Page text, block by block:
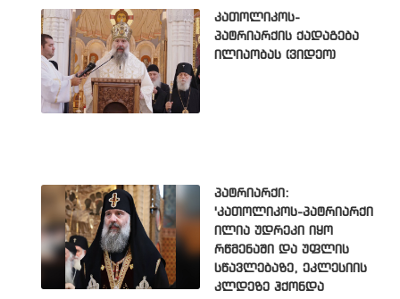
კათოლიკოს-
პატრიარქის ქადაგება
ილიაობას (ვიდეო)
პატრიარქი:
'კათოლიკოს-პატრიარქი
ილია უდრეკი იყო
რწმენაში და უფლის
სწავლებაზე, ეკლესიის
კლდეზე ჰქონდა